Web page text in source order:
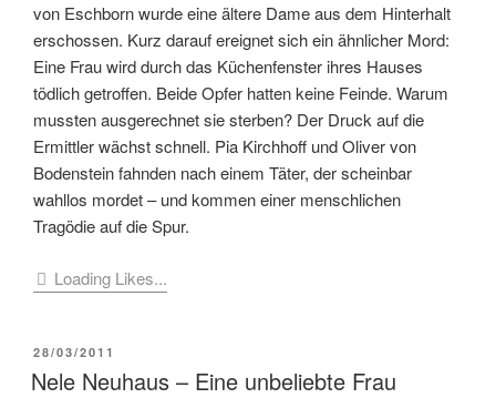
von Eschborn wurde eine ältere Dame aus dem Hinterhalt
erschossen. Kurz darauf ereignet sich ein ähnlicher Mord:
Eine Frau wird durch das Küchenfenster ihres Hauses
tödlich getroffen. Beide Opfer hatten keine Feinde. Warum
mussten ausgerechnet sie sterben? Der Druck auf die
Ermittler wächst schnell. Pia Kirchhoff und Oliver von
Bodenstein fahnden nach einem Täter, der scheinbar
wahllos mordet – und kommen einer menschlichen
Tragödie auf die Spur.
Loading Likes...
VERÖFFENTLICHT
AM
28/03/2011
Nele Neuhaus – Eine unbeliebte Frau